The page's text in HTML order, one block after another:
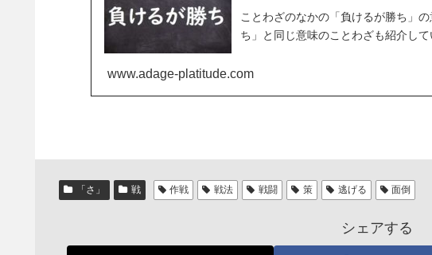
ことわざのなかの「負けるが勝ち」
ち」と同じ意味のことわざも紹介して
www.adage-platitude.com
「さ」 戦 作戦 戦法 戦闘 策 逃げる 面倒
シェアする